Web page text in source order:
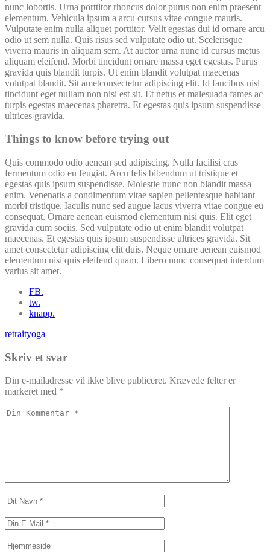
nunc lobortis. Urna porttitor rhoncus dolor purus non enim praesent
elementum. Vehicula ipsum a arcu cursus vitae congue mauris.
Vulputate enim nulla aliquet porttitor. Velit egestas dui id ornare arcu
odio ut sem nulla. Quis risus sed vulputate odio ut. Scelerisque
viverra mauris in aliquam sem. At auctor urna nunc id cursus metus
aliquam eleifend. Morbi tincidunt ornare massa eget egestas. Purus
gravida quis blandit turpis. Ut enim blandit volutpat maecenas
volutpat blandit. Sit ametconsectetur adipiscing elit. Id faucibus nisl
tincidunt eget nullam non nisi est sit. Et netus et malesuada fames ac
turpis egestas maecenas pharetra. Et egestas quis ipsum suspendisse
ultrices gravida.
Things to know before trying out
Quis commodo odio aenean sed adipiscing. Nulla facilisi cras
fermentum odio eu feugiat. Arcu felis bibendum ut tristique et
egestas quis ipsum suspendisse. Molestie nunc non blandit massa
enim. Venenatis a condimentum vitae sapien pellentesque habitant
morbi tristique. Iaculis nunc sed augue lacus viverra vitae congue eu
consequat. Ornare aenean euismod elementum nisi quis. Elit eget
gravida cum sociis. Sed vulputate odio ut enim blandit volutpat
maecenas. Et egestas quis ipsum suspendisse ultrices gravida. Sit
amet consectetur adipiscing elit duis. Neque ornare aenean euismod
elementum nisi quis eleifend quam. Libero nunc consequat interdum
varius sit amet.
FB.
tw.
knapp.
retraityoga
Skriv et svar
Din e-mailadresse vil ikke blive publiceret. Krævede felter er
markeret med *